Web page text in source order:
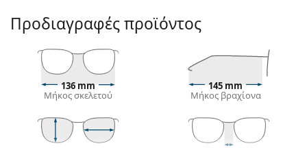
Σκελετός γυαλιών ηλίου
Το μαύρο χρώμα του σκελετού ταιριάζει απόλυτα
με το δροσερό χρώμα του δέρματος και τα ανοιχτά
ξανθά, ανοιχτά καφέ ή μαύρα μαλλιά.
Οι τετράγωνοι σκελετοί γυαλιών ηλίουείναι
ιδανική επιλογή για όσους έχουν στρογγυλό, οβάλ
ή τριγωνικό σχήμα προσώπου.
Προδιαγραφές προϊόντος
136 mm
Μήκος σκελετού
145 mm
Μήκος βραχίονα